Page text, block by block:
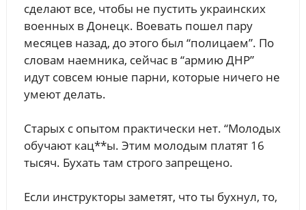
сделают все, чтобы не пустить украинских
военных в Донецк. Воевать пошел пару
месяцев назад, до этого был “полицаем”. По
словам наемника, сейчас в “армию ДНР”
идут совсем юные парни, которые ничего не
умеют делать.
Старых с опытом практически нет. “Молодых
обучают кац**ы. Этим молодым платят 16
тысяч. Бухать там строго запрещено.
Если инструкторы заметят, что ты бухнул, то,